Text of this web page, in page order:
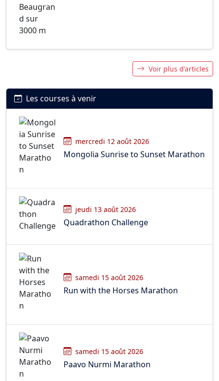
Voir plus d'articles
Les courses à venir
mercredi 12 août 2026
Mongolia Sunrise to Sunset Marathon
jeudi 13 août 2026
Quadrathon Challenge
samedi 15 août 2026
Run with the Horses Marathon
samedi 15 août 2026
Paavo Nurmi Marathon